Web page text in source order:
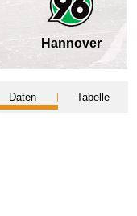
Hannover
Daten Tabelle